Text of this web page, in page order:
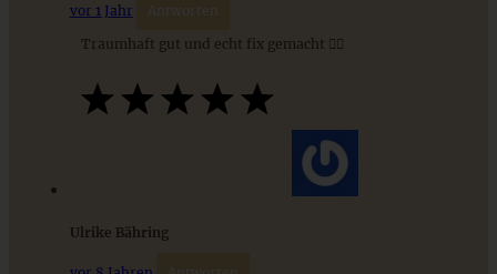
Saftiger Schokoladenkuchen mit Rote Bete
vor 1 Jahr Antworten
Traumhaft gut und echt fix gemacht 👍🏻
Ulrike Bähring